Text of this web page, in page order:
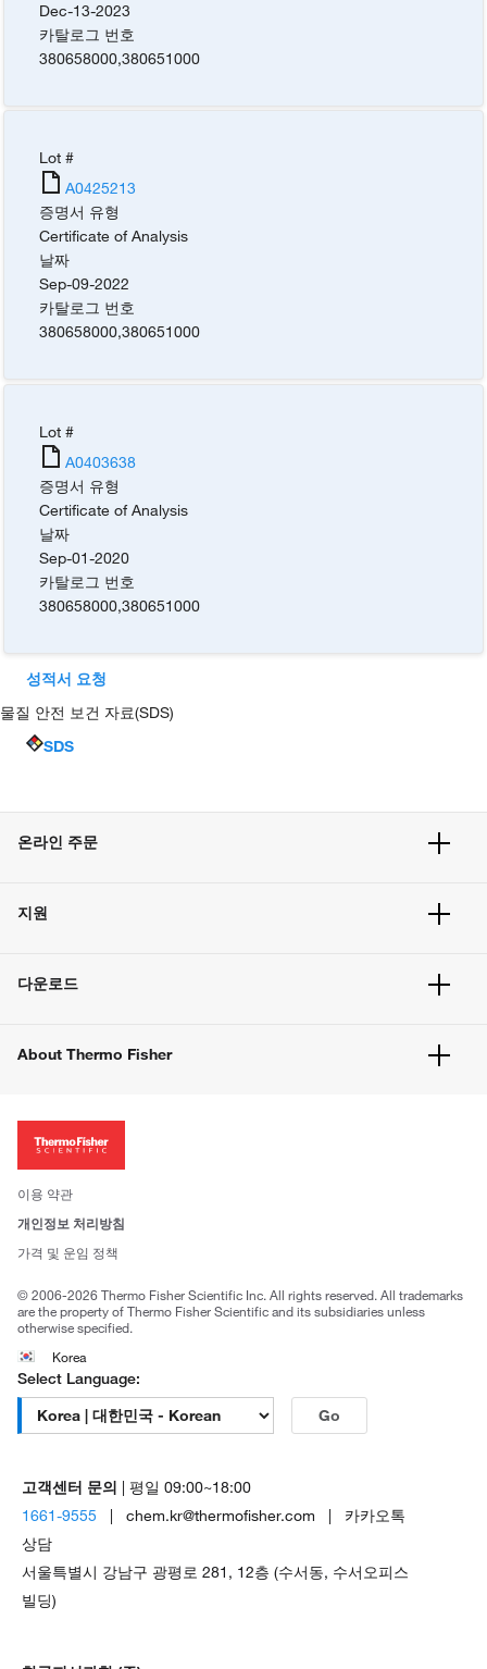
Dec-13-2023
카탈로그 번호
380658000,380651000
Lot #
A0425213
증명서 유형
Certificate of Analysis
날짜
Sep-09-2022
카탈로그 번호
380658000,380651000
Lot #
A0403638
증명서 유형
Certificate of Analysis
날짜
Sep-01-2020
카탈로그 번호
380658000,380651000
성적서 요청
물질 안전 보건 자료(SDS)
SDS
온라인 주문
주문 방법
벌크 주문
지원
고객 센터
웹사이트 개선사항
다운로드
About Thermo Fisher
투자자
사회적 책임
브랜드
이용 약관
개인정보 처리방침
가격 및 운임 정책
© 2006-2026 Thermo Fisher Scientific Inc. All rights reserved. All trademarks
are the property of Thermo Fisher Scientific and its subsidiaries unless
otherwise specified.
Korea
Select Language:
Go
고객센터 문의 | 평일 09:00~18:00
1661-9555 | chem.kr@thermofisher.com | 카카오톡
상담
서울특별시 강남구 광평로 281, 12층 (수서동, 수서오피스
빌딩)